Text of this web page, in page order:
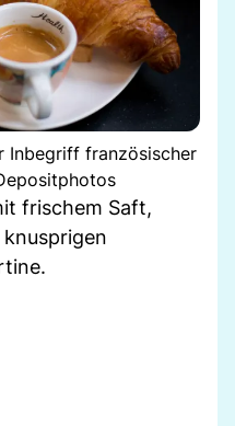
Inbegriff französischer
frischem Saft,